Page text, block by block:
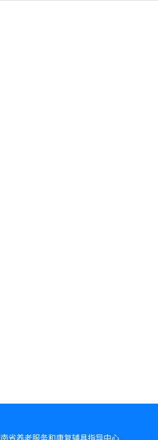
省养老服务和康复辅具指导中心